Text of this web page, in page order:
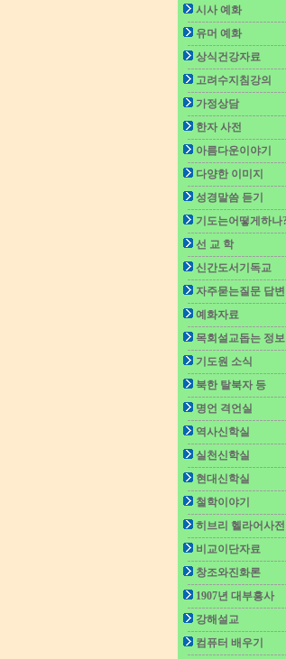
시사 예화
유머 예화
상식건강자료
고려수지침강의
가정상담
한자 사전
아름다운이야기
다양한 이미지
성경말씀 듣기
기도는어떻게하나
선 교 학
신간도서기독교
자주묻는질문 답변
예화자료
목회설교돕는 정보
기도원 소식
북한 탈북자 등
명언 격언실
역사신학실
실천신학실
현대신학실
철학이야기
히브리 헬라어사전
비교이단자료
창조와진화론
1907년 대부흥사
강해설교
컴퓨터 배우기